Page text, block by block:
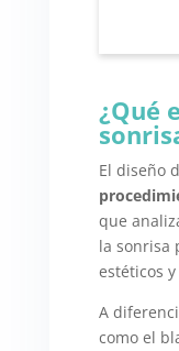
¿Qué
El diseño
que
la sonrisa
estéticos
A
como el